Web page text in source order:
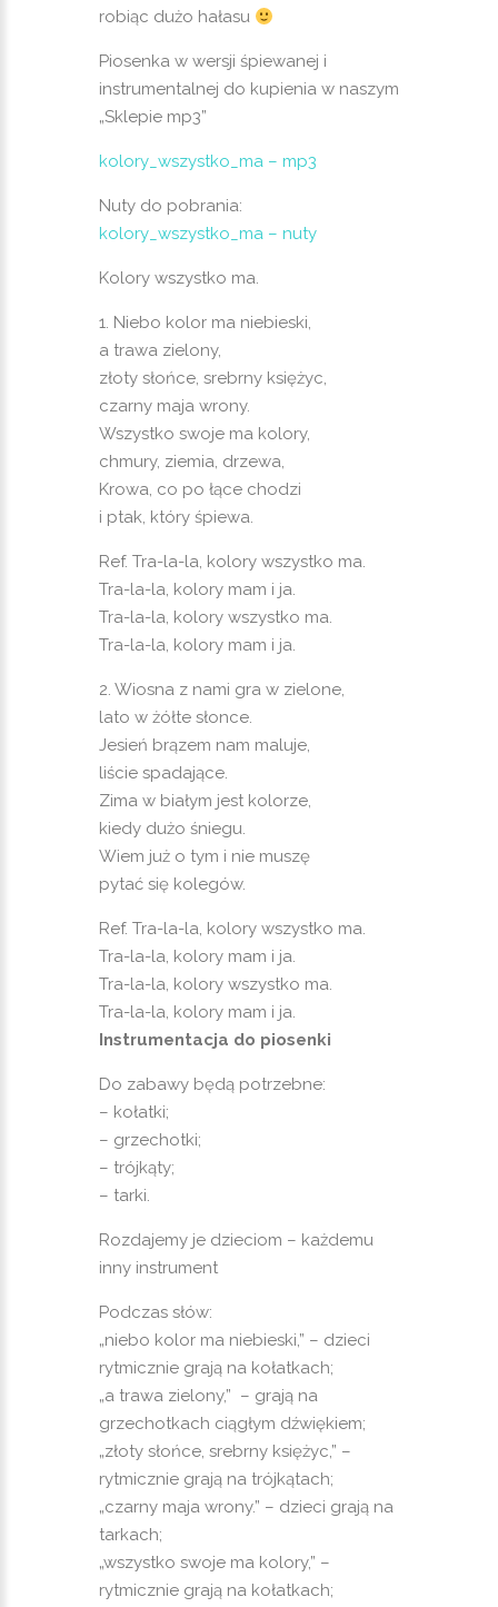
robiąc dużo hałasu
Piosenka w wersji śpiewanej i
instrumentalnej do kupienia w naszym
„Sklepie mp3”
kolory_wszystko_ma – mp3
Nuty do pobrania:
kolory_wszystko_ma – nuty
Kolory wszystko ma.
1. Niebo kolor ma niebieski,
a trawa zielony,
złoty słońce, srebrny księżyc,
czarny maja wrony.
Wszystko swoje ma kolory,
chmury, ziemia, drzewa,
Krowa, co po łące chodzi
i ptak, który śpiewa.
Ref. Tra-la-la, kolory wszystko ma.
Tra-la-la, kolory mam i ja.
Tra-la-la, kolory wszystko ma.
Tra-la-la, kolory mam i ja.
2. Wiosna z nami gra w zielone,
lato w żółte słonce.
Jesień brązem nam maluje,
liście spadające.
Zima w białym jest kolorze,
kiedy dużo śniegu.
Wiem już o tym i nie muszę
pytać się kolegów.
Ref. Tra-la-la, kolory wszystko ma.
Tra-la-la, kolory mam i ja.
Tra-la-la, kolory wszystko ma.
Tra-la-la, kolory mam i ja.
Instrumentacja do piosenki
Do zabawy będą potrzebne:
– kołatki;
– grzechotki;
– trójkąty;
– tarki.
Rozdajemy je dzieciom – każdemu
inny instrument
Podczas słów:
„niebo kolor ma niebieski,” – dzieci
rytmicznie grają na kołatkach;
„a trawa zielony,” – grają na
grzechotkach ciągłym dźwiękiem;
„złoty słońce, srebrny księżyc,” –
rytmicznie grają na trójkątach;
„czarny maja wrony.” – dzieci grają na
tarkach;
„wszystko swoje ma kolory,” –
rytmicznie grają na kołatkach;